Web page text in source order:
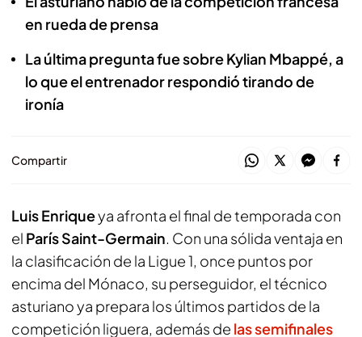
en rueda de prensa
La última pregunta fue sobre Kylian Mbappé, a
lo que el entrenador respondió tirando de
ironía
Compartir
Luis Enriqueya afronta el final de temporada con
el París Saint-Germain. Con una sólida ventaja en
la clasificación de la Ligue 1, once puntos por
encima del Mónaco, su perseguidor, el técnico
asturiano ya prepara los últimos partidos de la
competición liguera, además de las semifinales